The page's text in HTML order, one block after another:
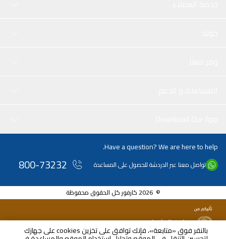
بالنقر فوق «متابعة»، فإنك توافق على تخزين cookies على جهازك
Have a question? We are here to help.
تواصل معنا عبر الدردشة للحصول على المساعدة 800-73232
© 2026 كارفور كل الحقوق محفوظة